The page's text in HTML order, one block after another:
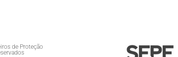
de Proteção